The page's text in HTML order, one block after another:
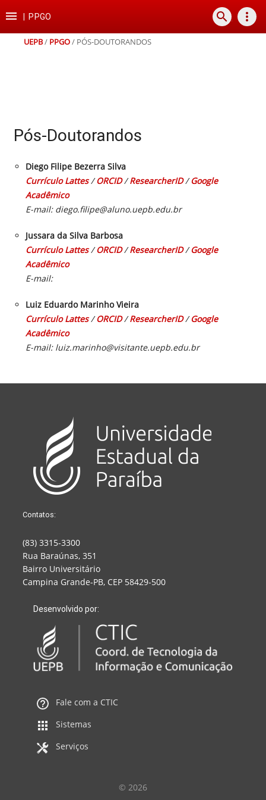
para
conteúdo
para
para
para
rodapé
 PPGO search more_vert
UEPB/ PPGO/ PÓS-DOUTORANDOS
Pós-Doutorandos
Diego Filipe Bezerra Silva
Currículo Lattes/ORCID/ResearcherID/Google
Acadêmico
E-mail: diego.filipe@aluno.uepb.edu.br
Jussara da Silva Barbosa
Currículo Lattes/ORCID/ResearcherID/Google
Acadêmico
E-mail:
Luiz Eduardo Marinho Vieira
Currículo Lattes/ORCID/ResearcherID/Google
Acadêmico
E-mail: luiz.marinho@visitante.uepb.edu.br
Contatos:
(83) 3315-3300
Rua Baraúnas, 351
Bairro Universitário
Campina Grande-PB, CEP 58429-500
Desenvolvido por:
Fale com a CTIC
Sistemas
Serviços
© 2026